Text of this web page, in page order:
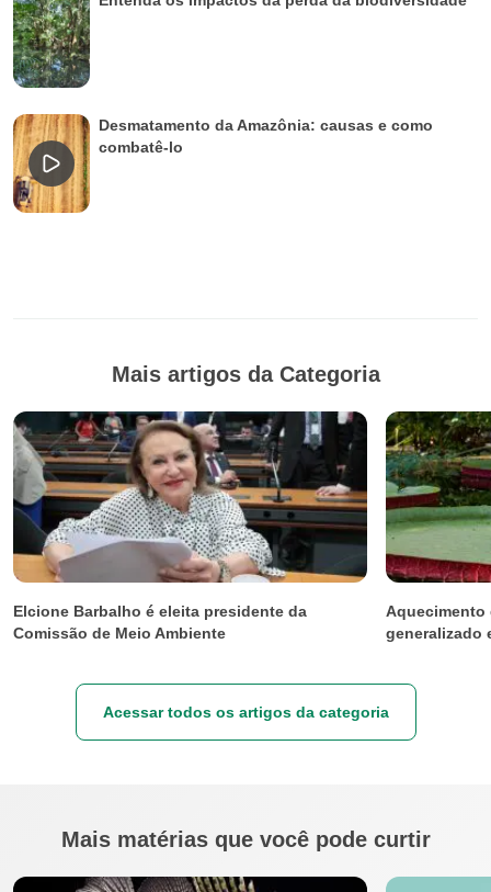
Desmatamento da Amazônia: causas e como
combatê-lo
Mais artigos da Categoria
Elcione Barbalho é eleita presidente da
Comissão de Meio Ambiente
Aquecimento
generalizado
Acessar todos os artigos da categoria
Mais matérias que você pode curtir